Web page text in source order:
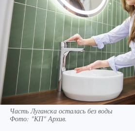
Часть Луганска осталась без воды
Фото: "КП" Архив.